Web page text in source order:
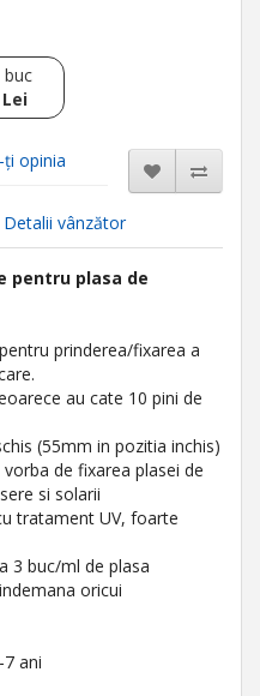
buc
Lei
ţi opinia
Detalii vânzător
pentru plasa de
prinderea/fixarea a
au cate 10 pini de
(55mm in pozitia inchis)
de fixarea plasei de
si solarii
tratament UV, foarte
3 buc/ml de plasa
oricui
ani